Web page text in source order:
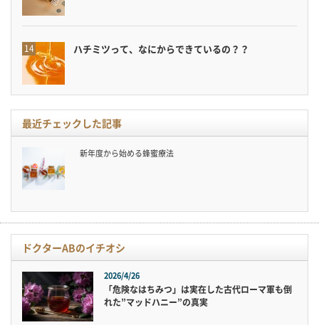
ハチミツって、なにからできているの？？
最近チェックした記事
新年度から始める蜂蜜療法
ドクターABのイチオシ
2026/4/26
「危険なはちみつ」は実在した古代ローマ軍も倒
れた”マッドハニー”の真実